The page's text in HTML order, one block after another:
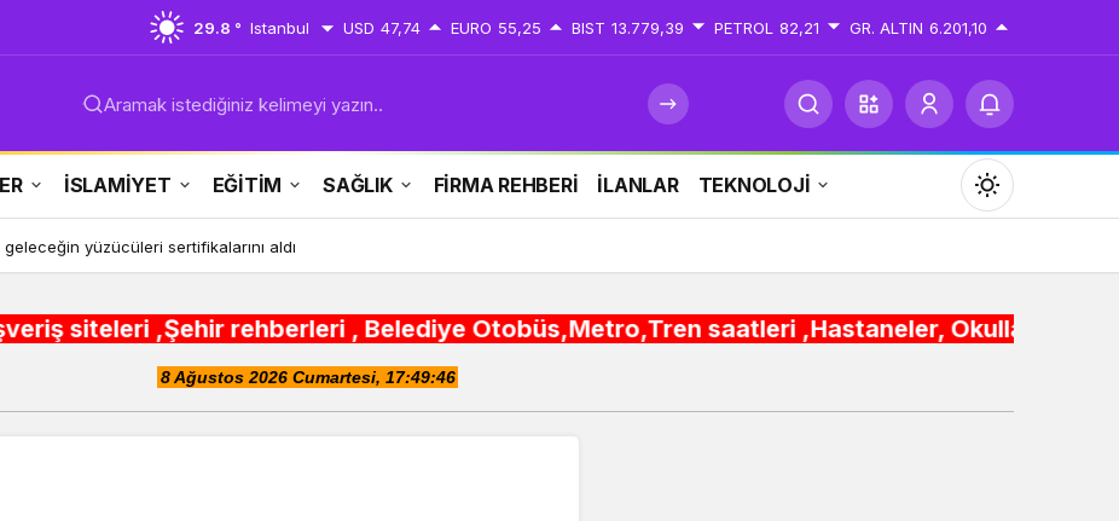
29.8 ° Istanbul USD 47,74 EURO 55,25 BIST 13.779,39 PETROL 82,21 GR. ALTIN 6.201,10
Aramak istediğiniz kelimeyi yazın..
İSLAMİYET EĞİTİM SAĞLIK FİRMA REHBERİ İLANLAR TEKNOLOJİ
Mod
değiştir
geleceğin yüzücüleri sertifikalarını aldı
,Şehir rehberleri , Belediye Otobüs,Metro,Tren saatleri ,Hastaneler, Okullar, Camiler